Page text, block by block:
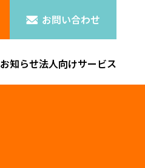
お問い合わせ
お知らせ法人向けサービス